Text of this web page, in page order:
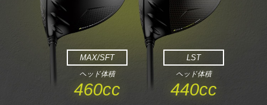
MAX/SFT
ヘッド体積
460cc
LST
ヘッド体積
440cc